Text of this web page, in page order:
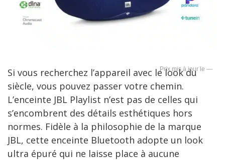
—
Si vous recherchez l’appareil avec le look du
siècle, vous pouvez passer votre chemin.
L’enceinte JBL Playlist n’est pas de celles qui
s’encombrent des détails esthétiques hors
normes. Fidèle à la philosophie de la marque
JBL, cette enceinte Bluetooth adopte un look
ultra épuré qui ne laisse place à aucune